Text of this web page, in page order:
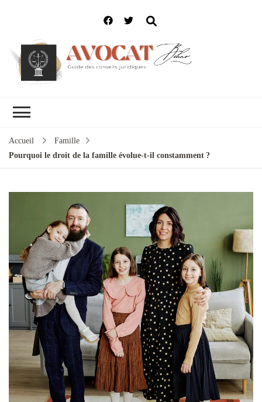
Accueil
Famille
Pourquoi le droit de la famille évolue-t-il constamment ?